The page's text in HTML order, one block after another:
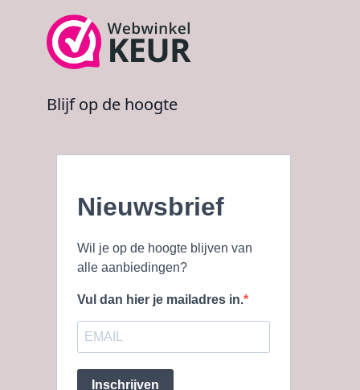
Blijf op de hoogte
Nieuwsbrief
Wil je op de hoogte blijven van
alle aanbiedingen?
Vul dan hier je mailadres in.
Inschrijven